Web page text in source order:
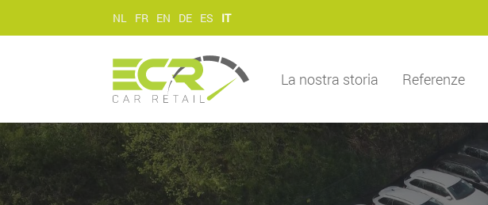
NL FR EN DE ES IT
La nostra storia Referenze